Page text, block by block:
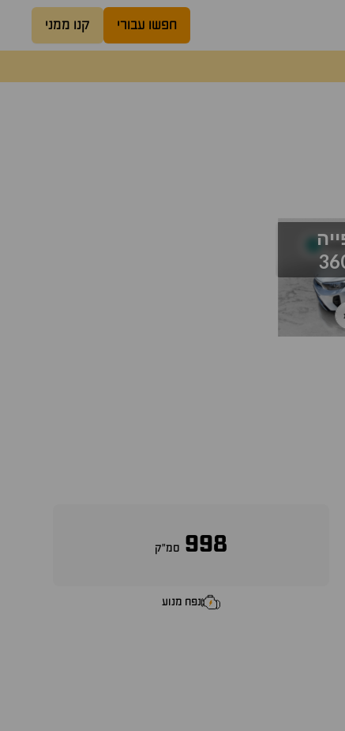
חפשו עבורי קנו ממני
998 סמ״ק
נפח מנוע